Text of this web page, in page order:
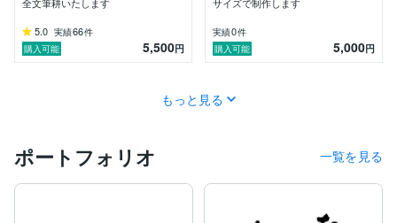
5.0 実績66件
購入可能
5,500円
実績0件
購入可能
5,000円
もっと見る
ポートフォリオ 一覧を見る